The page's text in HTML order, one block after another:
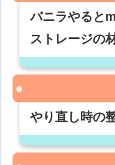
バニラやると
ストレージの
やり直し時の